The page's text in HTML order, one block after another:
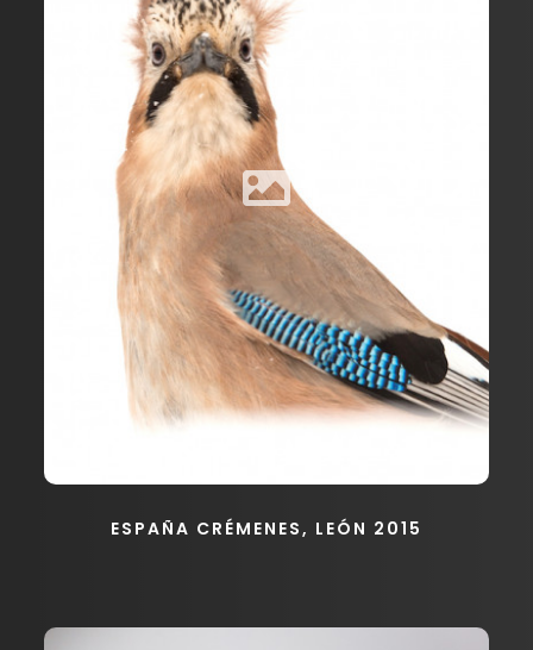
ESPAÑA CRÉMENES, LEÓN 2015